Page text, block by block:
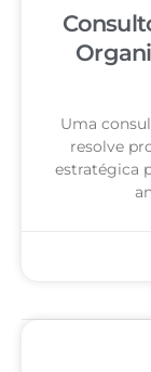
Uma
resolve
estratégica